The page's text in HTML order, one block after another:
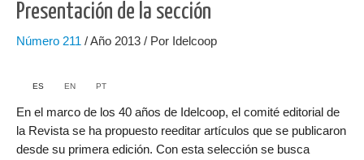
Presentación de la sección
Número 211 / Año 2013 / Por Idelcoop
ES EN PT
En el marco de los 40 años de Idelcoop, el comité editorial de
la Revista se ha propuesto reeditar artículos que se publicaron
desde su primera edición. Con esta selección se busca